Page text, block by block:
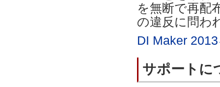
を無断で再配
の違反に問わ
DI Maker
サポートに